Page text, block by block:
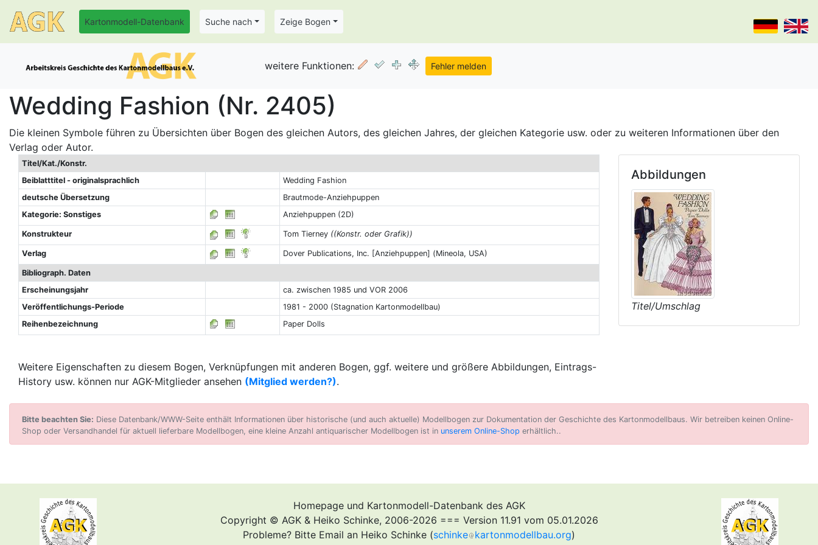
Kartonmodell-Datenbank Suche nach Zeige Bogen
weitere Funktionen:
Wedding Fashion (Nr. 2405)
Die kleinen Symbole führen zu Übersichten über Bogen des gleichen Autors, des gleichen Jahres, der gleichen Kategorie usw. oder zu weiteren Informationen über den
Verlag oder Autor.
Titel/Kat./Konstr.
Beiblatttitel - originalsprachlich
Wedding Fashion
deutsche Übersetzung
Brautmode-Anziehpuppen
Kategorie: Sonstiges
Anziehpuppen (2D)
Konstrukteur Tom Tierney ((Konstr. oder Grafik))
Verlag Dover Publications, Inc. [Anziehpuppen] (Mineola, USA)
Bibliograph. Daten
Erscheinungsjahr
ca. zwischen 1985 und VOR 2006
Veröffentlichungs-Periode
1981 - 2000 (Stagnation Kartonmodellbau)
Reihenbezeichnung
Paper Dolls
Weitere Eigenschaften zu diesem Bogen, Verknüpfungen mit anderen Bogen, ggf. weitere und größere Abbildungen, Eintrags-
History usw. können nur AGK-Mitglieder ansehen (Mitglied werden?).
Abbildungen
Titel/Umschlag
Bitte beachten Sie: Diese Datenbank/WWW-Seite enthält Informationen über historische (und auch aktuelle) Modellbogen zur Dokumentation der Geschichte des Kartonmodellbaus. Wir betreiben keinen Online-
Shop oder Versandhandel für aktuell lieferbare Modellbogen, eine kleine Anzahl antiquarischer Modellbogen ist in unserem Online-Shop erhältlich..
Homepage und Kartonmodell-Datenbank des AGK
Copyright © AGK & Heiko Schinke, 2006-2026 === Version 11.91 vom 05.01.2026
Probleme? Bitte Email an Heiko Schinke (schinke kartonmodellbau.org)